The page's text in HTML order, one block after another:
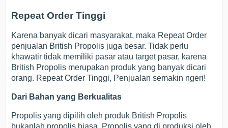
Repeat Order Tinggi
Karena banyak dicari masyarakat, maka Repeat Order
penjualan British Propolis juga besar. Tidak perlu
khawatir tidak memiliki pasar atau target pasar, karena
British Propolis merupakan produk yang banyak dicari
orang. Repeat Order Tinggi, Penjualan semakin ngeri!
Dari Bahan yang Berkualitas
Propolis yang dipilih oleh produk British Propolis